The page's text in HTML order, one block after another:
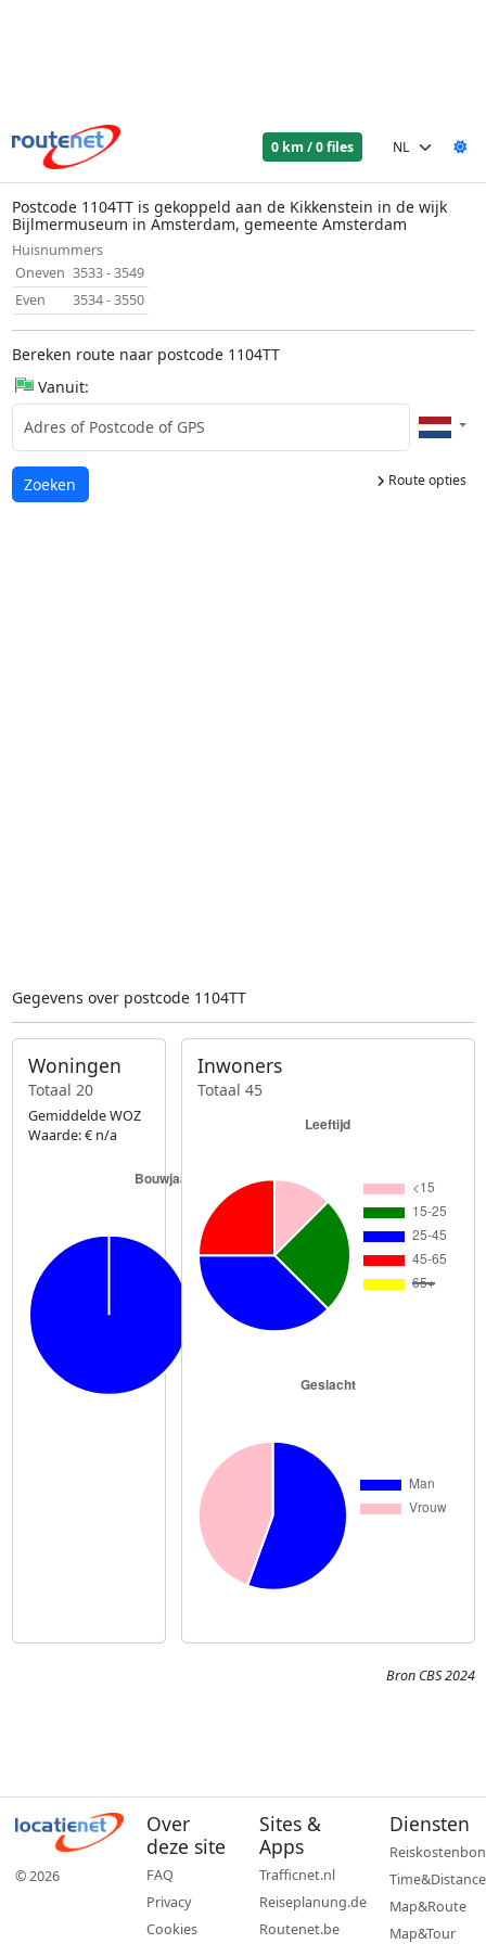
0 km / 0 files
Postcode 1104TT is gekoppeld aan de Kikkenstein in de wijk
Bijlmermuseum in Amsterdam, gemeente Amsterdam
Huisnummers
Oneven 3533 - 3549
Even
3534 - 3550
Bereken route naar postcode 1104TT
Vanuit:
Route opties
Laden...
Zoeken
Gegevens over postcode 1104TT
Woningen
Totaal 20
Gemiddelde WOZ
Waarde: € n/a
Inwoners
Totaal 45
Bron CBS 2024
© 2026
Over
deze site
FAQ
Privacy
Cookies
Sites &
Apps
Trafficnet.nl
Reiseplanung.de
Routenet.be
Diensten
Reiskostenbon
Time&Distance
Map&Route
Map&Tour